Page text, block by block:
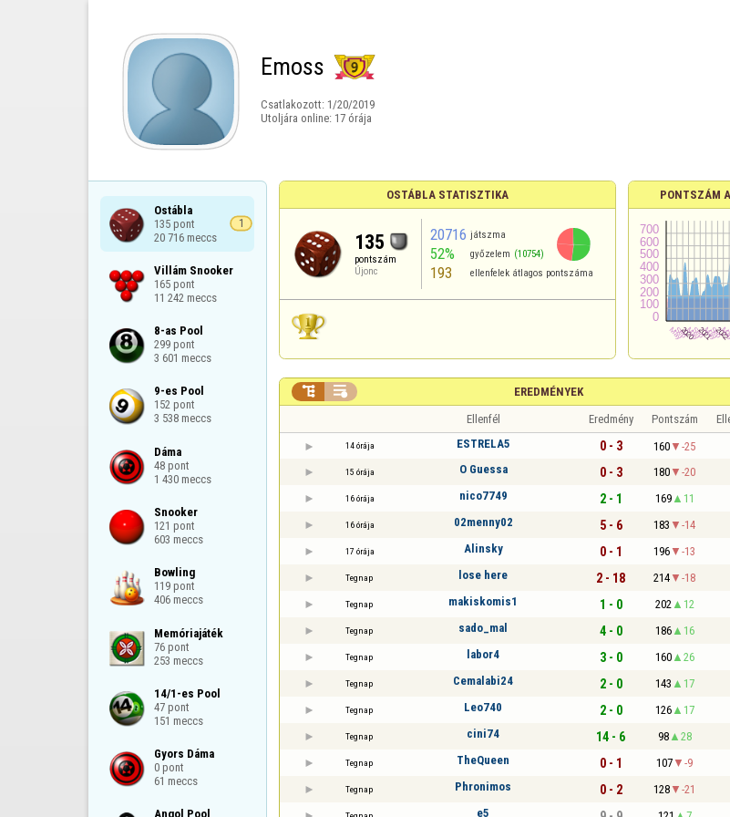
Emoss
Csatlakozott: 1/20/2019
Utoljára online: 17 órája
Ostábla
135 pont
20 716 meccs
1
Villám Snooker
165 pont
11 242 meccs
8-as Pool
299 pont
3 601 meccs
9-es Pool
152 pont
3 538 meccs
Dáma
48 pont
1 430 meccs
Snooker
121 pont
603 meccs
Bowling
119 pont
406 meccs
Memóriajáték
76 pont
253 meccs
14/1-es Pool
47 pont
151 meccs
Gyors Dáma
0 pont
61 meccs
Angol Pool
OSTÁBLA STATISZTIKA
135
pontszám
Újonc
20716 játszma
52% győzelem (10754)
193 ellenfelek átlagos pontszáma
PONTSZÁM
EREDMÉNYEK
 
Ellenfél Eredmény Pontszám
14 órája ESTRELA5 0 - 3 160 -25
15 órája O Guessa 0 - 3 180 -20
16 órája nico7749 2 - 1 169 11
16 órája 02menny02 5 - 6 183 -14
17 órája Alinsky 0 - 1 196 -13
Tegnap lose here 2 - 18 214 -18
Tegnap makiskomis1 1 - 0 202 12
Tegnap sado_mal 4 - 0 186 16
Tegnap labor4 3 - 0 160 26
Tegnap Cemalabi24 2 - 0 143 17
Tegnap Leo740 2 - 0 126 17
Tegnap cini74 14 - 6 98 28
Tegnap TheQueen 0 - 1 107 -9
Tegnap Phronimos 0 - 2 128 -21
e5